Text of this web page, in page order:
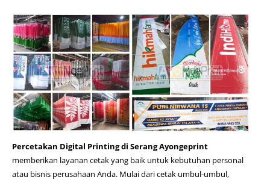
Percetakan Digital Printing di SerangAyongeprint
memberikan layanan cetak yang baik untuk kebutuhan personal
atau bisnis perusahaan Anda. Mulai dari cetak umbul-umbul,